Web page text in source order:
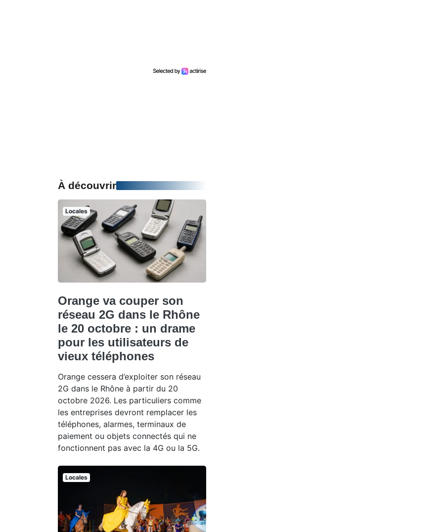
À découvrir
Locales
Orange va couper son
réseau 2G dans le Rhône
le 20 octobre : un drame
pour les utilisateurs de
vieux téléphones
Orange cessera d’exploiter son réseau
2G dans le Rhône à partir du 20
octobre 2026. Les particuliers comme
les entreprises devront remplacer les
téléphones, alarmes, terminaux de
paiement ou objets connectés qui ne
fonctionnent pas avec la 4G ou la 5G.
Locales